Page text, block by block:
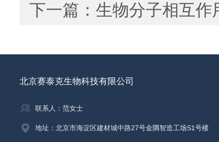
下一篇： 生物分子相互作
北京赛泰克生物科技有限公司
联系人：范女士
地址：北京市海淀区建材城中路27号金隅智造工场S1号楼